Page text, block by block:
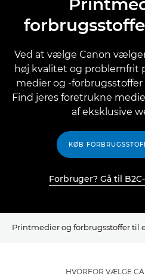
Ved at vælge Canon
høj kvalitet og problemfrit
medier og -
Find jeres foretrukne
af eksklusive
KØB
Forbruger? Gå til
Printmedier og forbrugsstoffer til
HVORFOR VÆLGE